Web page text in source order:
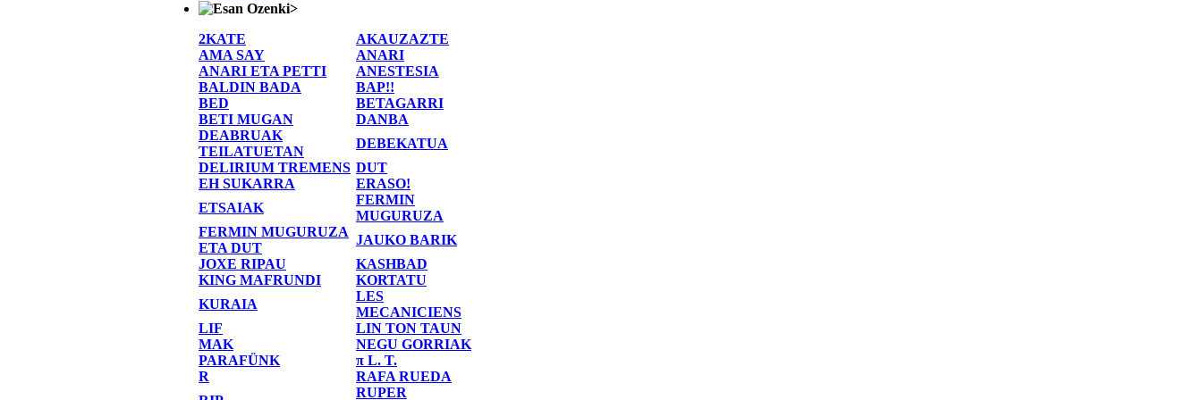
>
2KATE
AKAUZAZTE
AMA SAY
ANARI
ANARI ETA PETTI
ANESTESIA
BALDIN BADA
BAP!!
BED
BETAGARRI
BETI MUGAN
DANBA
DEABRUAK
TEILATUETAN
DEBEKATUA
DELIRIUM TREMENS DUT
EH SUKARRA
ERASO!
ETSAIAK
FERMIN
MUGURUZA
FERMIN MUGURUZA
ETA DUT
JAUKO BARIK
JOXE RIPAU
KASHBAD
KING MAFRUNDI
KORTATU
KURAIA
LES
MECANICIENS
LIF
LIN TON TAUN
MAK
NEGU GORRIAK
PARAFÜNK
π L. T.
R
RAFA RUEDA
RUPER